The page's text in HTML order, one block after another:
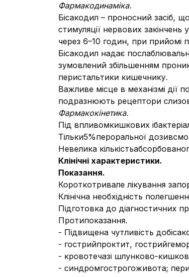
Фармакодинаміка.
Бісакодил – проносний засіб,
стимуляції нервових
через 6–10 годин, при прийомі
Бісакодил надає
зумовлений збільшенням
перистальтики кишечнику.
Важливе місце в механізмі дії
подразнюють рецептори
Фармакокінетика.
Під впливомкишкових
Тільки5%пероральної
Невелика
Клінічні характеристики.
Показання.
Короткотривале лікування
Клінічна необхідність
Підготовка до діагностичних
Протипоказання.
- Підвищена чутливість
- гострийпроктит,
- кровотечазі шлунково-
- синдромгострогоживота;